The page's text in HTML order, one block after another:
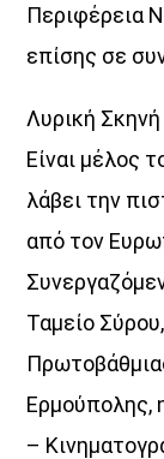
Περιφέρεια
επίσης σε
Λυρική
Είναι μέλος
λάβει την
από τον
Ταμείο
Ερμούπολης,
–